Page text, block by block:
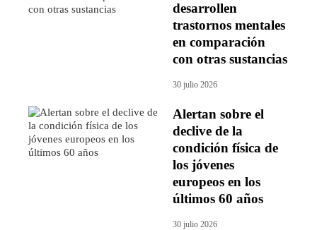
desarrollen
trastornos mentales
en comparación
con otras sustancias
30 julio 2026
Alertan sobre el
declive de la
condición física de
los jóvenes
europeos en los
últimos 60 años
30 julio 2026